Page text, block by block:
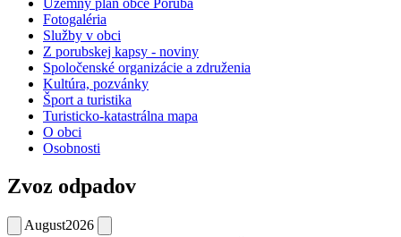
Územný plán obce Poruba
Fotogaléria
Služby v obci
Z porubskej kapsy - noviny
Spoločenské organizácie a združenia
Kultúra, pozvánky
Šport a turistika
Turisticko-katastrálna mapa
O obci
Osobnosti
Zvoz odpadov
August2026